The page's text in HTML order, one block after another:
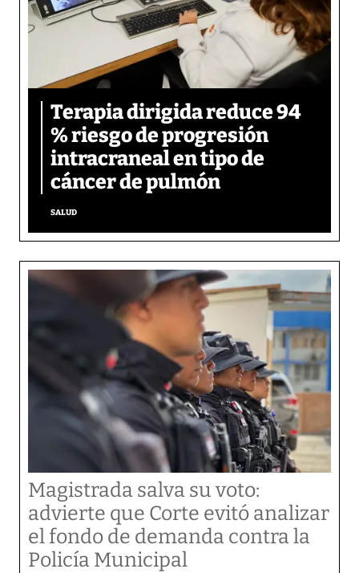
Terapia dirigida reduce 94
% riesgo de progresión
intracraneal en tipo de
cáncer de pulmón
SALUD
Magistrada salva su voto:
advierte que Corte evitó analizar
el fondo de demanda contra la
Policía Municipal